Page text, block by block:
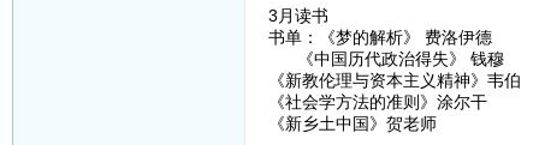
3月读书
书单：《梦的解析》 费洛伊德
《中国历代政治得失》 钱穆
《新教伦理与资本主义精神》韦伯
《社会学方法的准则》涂尔干
《新乡土中国》贺老师